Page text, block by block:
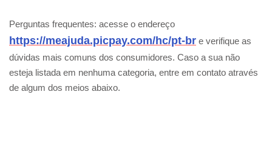
Perguntas frequentes: acesse o endereço
https://meajuda.picpay.com/hc/pt-br e verifique as
dúvidas mais comuns dos consumidores. Caso a sua não
esteja listada em nenhuma categoria, entre em contato através
de algum dos meios abaixo.